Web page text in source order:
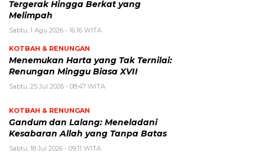
Tergerak Hingga Berkat yang
Melimpah
Sabtu, 1 Agu 2026 - 16:16 WITA
KOTBAH & RENUNGAN
Menemukan Harta yang Tak Ternilai:
Renungan Minggu Biasa XVII
Sabtu, 25 Jul 2026 - 08:47 WITA
KOTBAH & RENUNGAN
Gandum dan Lalang: Meneladani
Kesabaran Allah yang Tanpa Batas
Sabtu, 18 Jul 2026 - 09:11 WITA